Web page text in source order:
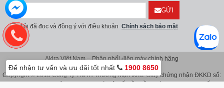
GỬI
Tôi đã đọc và đồng ý với điều khoản Chính sách bảo mật
Akira Việt Nam – Phân phối điện máy chính hãng
Copyright © 2018 Công Ty TNHH Thương Mại Akira. Giấy chứng nhận ĐKKD số:
Để nhận tư vấn và ưu đãi tốt nhất 1900 8650